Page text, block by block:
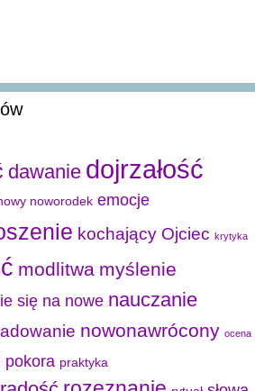
dawanie dojrzałość
noworodek emocje
kochający Ojciec krytyka
modlitwa myślenie
się na nowe nauczanie
nowonawrócony ocena
pokora praktyka